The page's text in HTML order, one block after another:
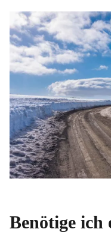
Übernachten
Tipps zur
Sichere
Essentielle
Begegnungen
Schafe
Rentiere
Benötige